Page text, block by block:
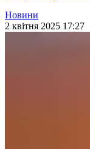
Новини
2 квітня 2025 17:27